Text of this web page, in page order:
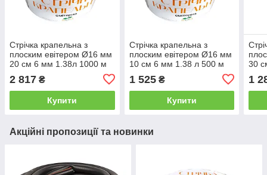
Стрічка крапельна з
плоским евітером Ø16 мм
20 см 6 мм 1.38л 1000 м
2 817 ₴
Купити
Стрічка крапельна з
плоским евітером Ø16 мм
10 см 6 мм 1.38 л 500 м
1 525₴
Купити
30
1
Акційні пропозиції та новинки